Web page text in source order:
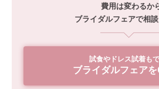
費用は変わるか
ブライダルフェアで相談
試食やドレス試着も
ブライダルフェアを